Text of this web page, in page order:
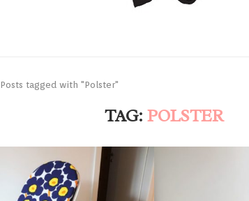
Posts tagged with "Polster"
TAG:POLSTER